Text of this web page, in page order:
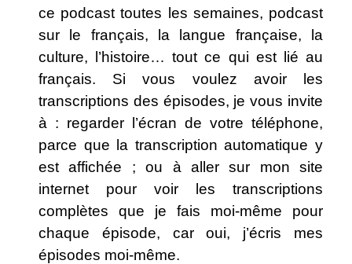
ce podcast toutes les semaines, podcast
sur le français, la langue française, la
culture, l’histoire… tout ce qui est lié au
français. Si vous voulez avoir les
transcriptions des épisodes, je vous invite
à : regarder l’écran de votre téléphone,
parce que la transcription automatique y
est affichée ; ou à aller sur mon site
internet pour voir les transcriptions
complètes que je fais moi-même pour
chaque épisode, car oui, j’écris mes
épisodes moi-même.